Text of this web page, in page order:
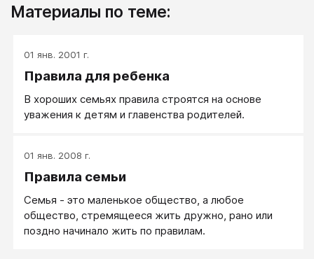
Материалы по теме:
01 янв. 2001 г.
Правила для ребенка
В хороших семьях правила строятся на основе
уважения к детям и главенства родителей.
01 янв. 2008 г.
Правила семьи
Семья - это маленькое общество, а любое
общество, стремящееся жить дружно, рано или
поздно начинало жить по правилам.